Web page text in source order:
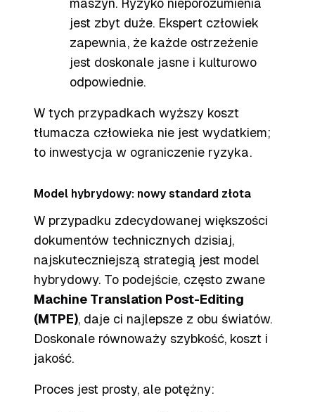
maszyn. Ryzyko nieporozumienia
jest zbyt duże. Ekspert człowiek
zapewnia, że każde ostrzeżenie
jest doskonale jasne i kulturowo
odpowiednie.
W tych przypadkach wyższy koszt
tłumacza człowieka nie jest wydatkiem;
to inwestycja w ograniczenie ryzyka.
Model hybrydowy: nowy standard złota
W przypadku zdecydowanej większości
dokumentów technicznych dzisiaj,
najskuteczniejszą strategią jest model
hybrydowy. To podejście, często zwane
Machine Translation Post-Editing
(MTPE), daje ci najlepsze z obu światów.
Doskonale równoważy szybkość, koszt i
jakość.
Proces jest prosty, ale potężny: